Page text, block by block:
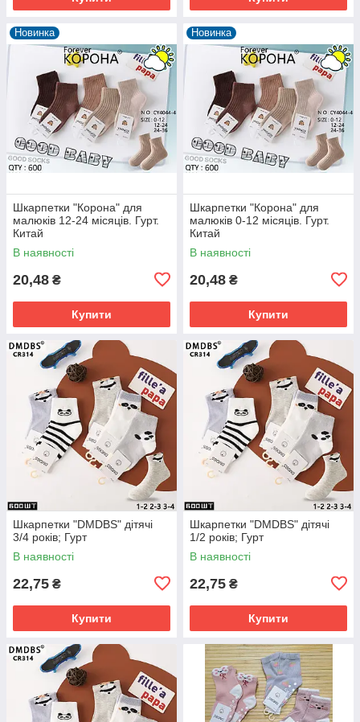
Новинка
Шкарпетки "Корона" для
малюків 12-24 місяців. Гурт.
Китай
В наявності
20,48 ₴
Купити
Новинка
Шкарпетки "Корона" для
малюків 0-12 місяців. Гурт.
Китай
В наявності
20,48 ₴
Купити
Шкарпетки "DMDBS" дітячі
3/4 років; Гурт
В наявності
22,75 ₴
Купити
Шкарпетки "DMDBS" дітячі
1/2 років; Гурт
В наявності
22,75 ₴
Купити